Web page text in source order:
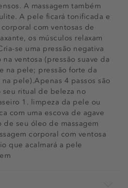
A massagem também
A pele ficará tonificada e
com ventosas de
os músculos relaxam
se uma pressão negativa
ventosa (pressão suave da
na pele; pressão forte da
pele).Apenas 4 passos são
ritual de beleza no
1. limpeza da pele ou
com uma escova de agave
seu óleo de massagem
corporal com ventosa
que acalmará a pele